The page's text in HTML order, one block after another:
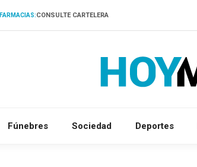
FARMACIAS:CONSULTE CARTELERA
Fúnebres Sociedad Deportes